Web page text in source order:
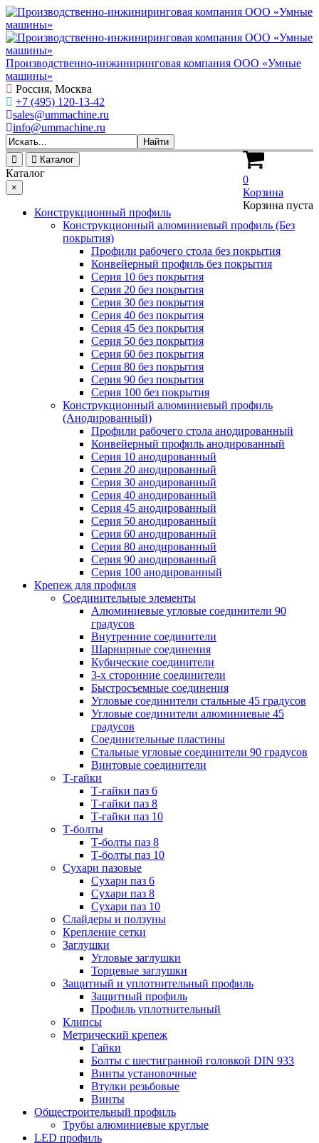
Производственно-инжиниринговая компания ООО «Умные
машины»
Россия, Москва
+7 (495) 120-13-42
sales@ummachine.ru
info@ummachine.ru
0
Корзина
Корзина пуста
Каталог
Каталог
×
Конструкционный профиль
Конструкционный алюминиевый профиль (Без
покрытия)
Профили рабочего стола без покрытия
Конвейерный профиль без покрытия
Серия 10 без покрытия
Серия 20 без покрытия
Серия 30 без покрытия
Серия 40 без покрытия
Серия 45 без покрытия
Серия 50 без покрытия
Серия 60 без покрытия
Серия 80 без покрытия
Серия 90 без покрытия
Серия 100 без покрытия
Конструкционный алюминиевый профиль
(Анодированный)
Профили рабочего стола анодированный
Конвейерный профиль анодированный
Серия 10 анодированный
Серия 20 анодированный
Серия 30 анодированный
Серия 40 анодированный
Серия 45 анодированный
Серия 50 анодированный
Серия 60 анодированный
Серия 80 анодированный
Серия 90 анодированный
Серия 100 анодированный
Крепеж для профиля
Соединительные элементы
Алюминиевые угловые соединители 90
градусов
Внутренние соединители
Шарнирные соединения
Кубические соединители
3-х сторонние соединители
Быстросъемные соединения
Угловые соединители стальные 45 градусов
Угловые соединители алюминиевые 45
градусов
Соединительные пластины
Стальные угловые соединители 90 градусов
Винтовые соединители
Т-гайки
Т-гайки паз 6
Т-гайки паз 8
Т-гайки паз 10
Т-болты
Т-болты паз 8
Т-болты паз 10
Сухари пазовые
Сухари паз 6
Сухари паз 8
Сухари паз 10
Слайдеры и ползуны
Крепление сетки
Заглушки
Угловые заглушки
Торцевые заглушки
Защитный и уплотнительный профиль
Защитный профиль
Профиль уплотнительный
Клипсы
Метрический крепеж
Гайки
Болты с шестигранной головкой DIN 933
Винты установочные
Втулки резьбовые
Винты
Общестроительный профиль
Трубы алюминиевые круглые
LED профиль